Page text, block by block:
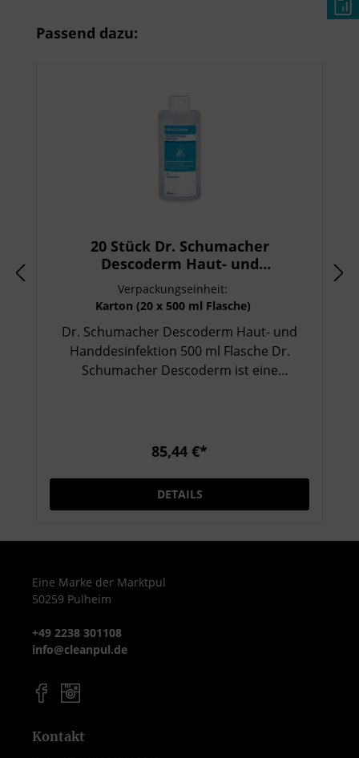
Produktgalerie überspringen
Passend dazu:
20 Stück Dr. Schumacher
Descoderm Haut- und
Handdesinfektion 500 ml Flasche
Verpackungseinheit:
Karton (20 x 500 ml Flasche)
Dr. Schumacher Descoderm Haut- und
Handdesinfektion 500 ml Flasche Dr.
Schumacher Descoderm ist eine
der hautschonenden Rezeptur mit
in medizinischen und pflegerischen
handlich, nachfüllbar und perfekt für den
Inhalt: 500 ml Flasche Alkoholische
Desinfektionslösung für Hände und Haut
gelistet und gemäß EN 1500, EN 12791, EN
13727, EN 14476 geprüft Hautfreundlich
Angenehm im Geruch und schnell
Anwendungsbereiche Hygienische und
85,44 €*
DETAILS
Eine Marke der Marktpul
50259 Pulheim
+49 2238 301108
info@cleanpul.de
Kontakt